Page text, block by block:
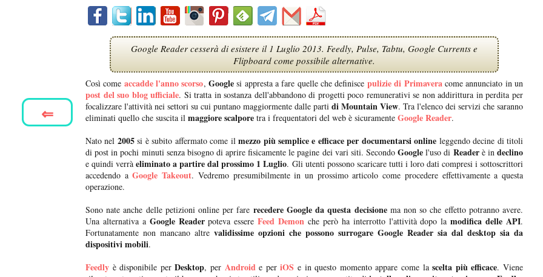
Google Reader cesserà di esistere il 1 Luglio 2013. Feedly, Pulse, Tabtu, Google Currents e
Flipboard come possibile alternative.
Così come accadde l'anno scorso, Googlesi appresta a fare quelle che definisce pulizie di Primaveracome annunciato in un
post del suo blog ufficiale. Si tratta in sostanza dell'abbandono di progetti poco remunerativi se non addirittura in perdita per
focalizzare l'attività nei settori su cui puntano maggiormente dalle parti di Mountain View. Tra l'elenco dei servizi che saranno
eliminati quello che suscita il maggiore scalpore tra i frequentatori del web è sicuramente Google Reader.
Nato nel 2005si è subito affermato come ilmezzo più semplice e efficace per documentarsi online leggendo decine di titoli
di post in pochi minuti senza bisogno di aprire fisicamente le pagine dei vari siti. SecondoGooglel'uso di Readerè indeclino
e quindi verràeliminato a partire dal prossimo 1 Luglio. Gli utenti possono scaricare tutti i loro dati compresi i sottoscrittori
accedendo aGoogle Takeout. Vedremo presumibilmente in un prossimo articolo come procedere effettivamente a questa
operazione.
Sono nate anche delle petizioni online per fare recedere Google da questa decisionema non so che effetto potranno avere.
Una alternativa aGoogle Readerpoteva essereFeed Demon che però ha interrotto l'attività dopo lamodifica delle API.
Fortunatamente non mancano altre validissime opzioni che possono surrogare Google Reader sia dal desktop sia da
dispositivi mobili.
Feedly è disponibile perDesktop, per Android e periOS e in questo momento appare come lascelta più efficace. Viene
⇐